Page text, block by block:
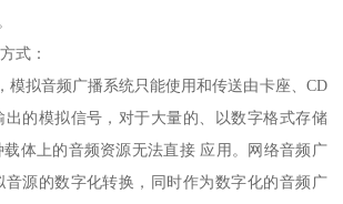
式：
模拟音频广播系统只能使用和传送由卡座、CD
出的模拟信号，对于大量的、以数字格式存储
体上的音频资源无法直接 应用。网络音频广
音源的数字化转换，同时作为数字化的音频广